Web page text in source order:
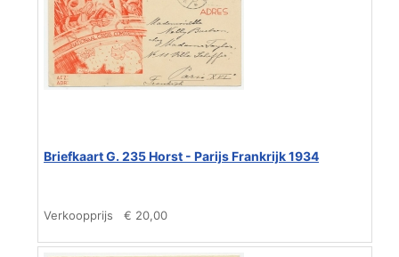
Briefkaart G. 235 Horst - Parijs Frankrijk 1934
Verkoopprijs € 20,00